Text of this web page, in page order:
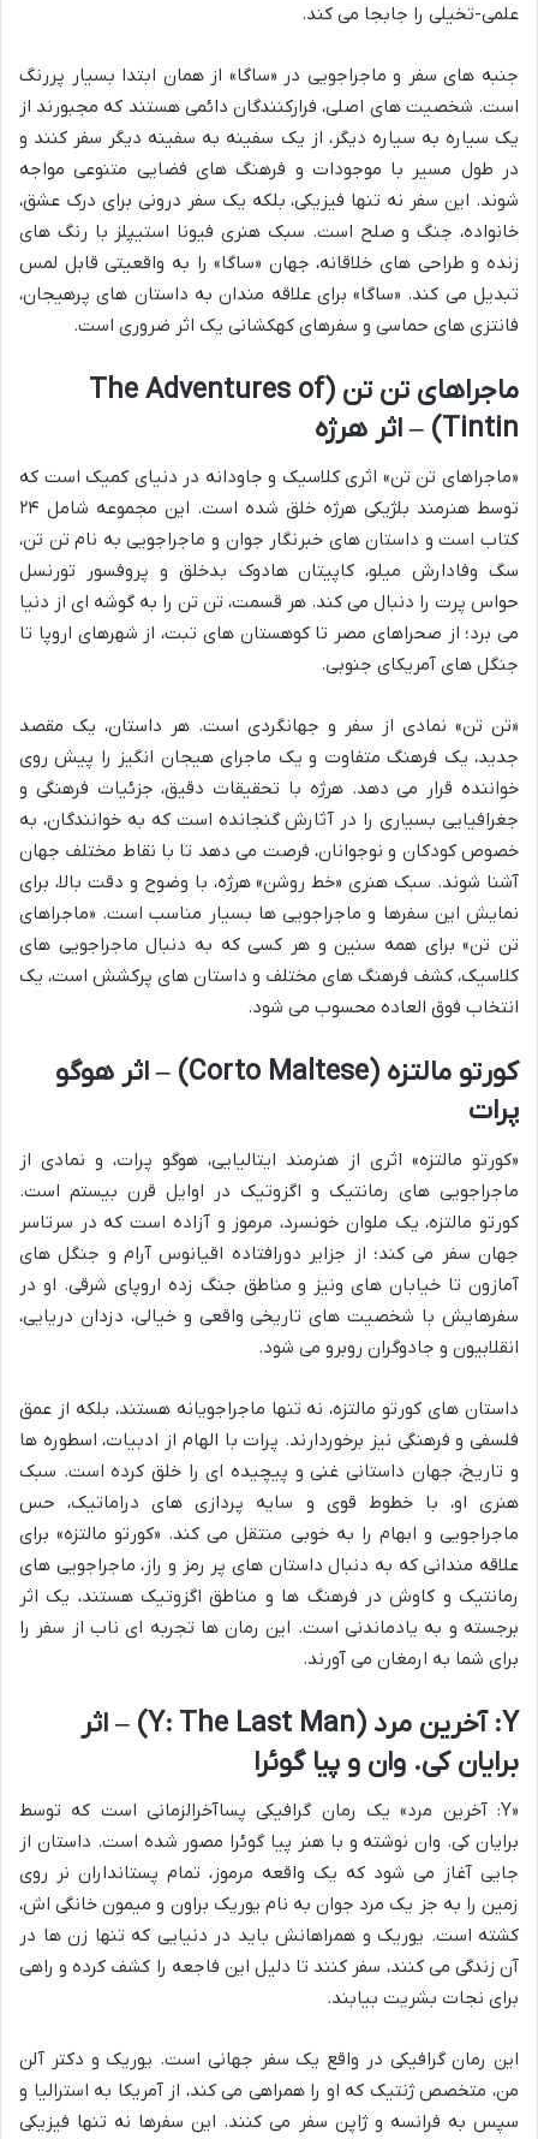
علمی-تخیلی را جابجا می کند.
جنبه های سفر و ماجراجویی در «ساگا» از همان ابتدا بسیار پررنگ
است. شخصیت های اصلی، فرارکنندگان دائمی هستند که مجبورند از
یک سیاره به سیاره دیگر، از یک سفینه به سفینه دیگر سفر کنند و
در طول مسیر با موجودات و فرهنگ های فضایی متنوعی مواجه
شوند. این سفر نه تنها فیزیکی، بلکه یک سفر درونی برای درک عشق،
خانواده، جنگ و صلح است. سبک هنری فیونا استیپلز با رنگ های
زنده و طراحی های خلاقانه، جهان «ساگا» را به واقعیتی قابل لمس
تبدیل می کند. «ساگا» برای علاقه مندان به داستان های پرهیجان،
فانتزی های حماسی و سفرهای کهکشانی یک اثر ضروری است.
ماجراهای تن تن (The Adventures of
Tintin) – اثر هرژه
«ماجراهای تن تن» اثری کلاسیک و جاودانه در دنیای کمیک است که
توسط هنرمند بلژیکی هرژه خلق شده است. این مجموعه شامل ۲۴
کتاب است و داستان های خبرنگار جوان و ماجراجویی به نام تن تن،
سگ وفادارش میلو، کاپیتان هادوک بدخلق و پروفسور تورنسل
حواس پرت را دنبال می کند. هر قسمت، تن تن را به گوشه ای از دنیا
می برد؛ از صحراهای مصر تا کوهستان های تبت، از شهرهای اروپا تا
جنگل های آمریکای جنوبی.
«تن تن» نمادی از سفر و جهانگردی است. هر داستان، یک مقصد
جدید، یک فرهنگ متفاوت و یک ماجرای هیجان انگیز را پیش روی
خواننده قرار می دهد. هرژه با تحقیقات دقیق، جزئیات فرهنگی و
جغرافیایی بسیاری را در آثارش گنجانده است که به خوانندگان، به
خصوص کودکان و نوجوانان، فرصت می دهد تا با نقاط مختلف جهان
آشنا شوند. سبک هنری «خط روشن» هرژه، با وضوح و دقت بالا، برای
نمایش این سفرها و ماجراجویی ها بسیار مناسب است. «ماجراهای
تن تن» برای همه سنین و هر کسی که به دنبال ماجراجویی های
کلاسیک، کشف فرهنگ های مختلف و داستان های پرکشش است، یک
انتخاب فوق العاده محسوب می شود.
کورتو مالتزه (Corto Maltese) – اثر هوگو
پرات
«کورتو مالتزه» اثری از هنرمند ایتالیایی، هوگو پرات، و نمادی از
ماجراجویی های رمانتیک و اگزوتیک در اوایل قرن بیستم است.
کورتو مالتزه، یک ملوان خونسرد، مرموز و آزاده است که در سرتاسر
جهان سفر می کند؛ از جزایر دورافتاده اقیانوس آرام و جنگل های
آمازون تا خیابان های ونیز و مناطق جنگ زده اروپای شرقی. او در
سفرهایش با شخصیت های تاریخی واقعی و خیالی، دزدان دریایی،
انقلابیون و جادوگران روبرو می شود.
داستان های کورتو مالتزه، نه تنها ماجراجویانه هستند، بلکه از عمق
فلسفی و فرهنگی نیز برخوردارند. پرات با الهام از ادبیات، اسطوره ها
و تاریخ، جهان داستانی غنی و پیچیده ای را خلق کرده است. سبک
هنری او، با خطوط قوی و سایه پردازی های دراماتیک، حس
ماجراجویی و ابهام را به خوبی منتقل می کند. «کورتو مالتزه» برای
علاقه مندانی که به دنبال داستان های پر رمز و راز، ماجراجویی های
رمانتیک و کاوش در فرهنگ ها و مناطق اگزوتیک هستند، یک اثر
برجسته و به یادماندنی است. این رمان ها تجربه ای ناب از سفر را
برای شما به ارمغان می آورند.
Y: آخرین مرد (Y: The Last Man) – اثر
برایان کی. وان و پیا گوئرا
«Y: آخرین مرد» یک رمان گرافیکی پساآخرالزمانی است که توسط
برایان کی. وان نوشته و با هنر پیا گوئرا مصور شده است. داستان از
جایی آغاز می شود که یک واقعه مرموز، تمام پستانداران نر روی
زمین را به جز یک مرد جوان به نام یوریک براون و میمون خانگی اش،
کشته است. یوریک و همراهانش باید در دنیایی که تنها زن ها در
آن زندگی می کنند، سفر کنند تا دلیل این فاجعه را کشف کرده و راهی
برای نجات بشریت بیابند.
این رمان گرافیکی در واقع یک سفر جهانی است. یوریک و دکتر آلن
من، متخصص ژنتیک که او را همراهی می کند، از آمریکا به استرالیا و
سپس به فرانسه و ژاپن سفر می کنند. این سفرها نه تنها فیزیکی